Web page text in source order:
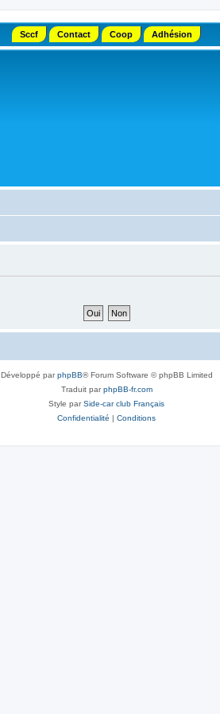
Sccf Contact Coop Adhésion
Développé parphpBB® Forum Software © phpBB Limited
Traduit parphpBB-fr.com
Style parSide-car club Français
Confidentialité | Conditions